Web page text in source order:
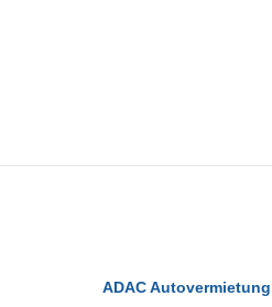
ADAC Autovermietung